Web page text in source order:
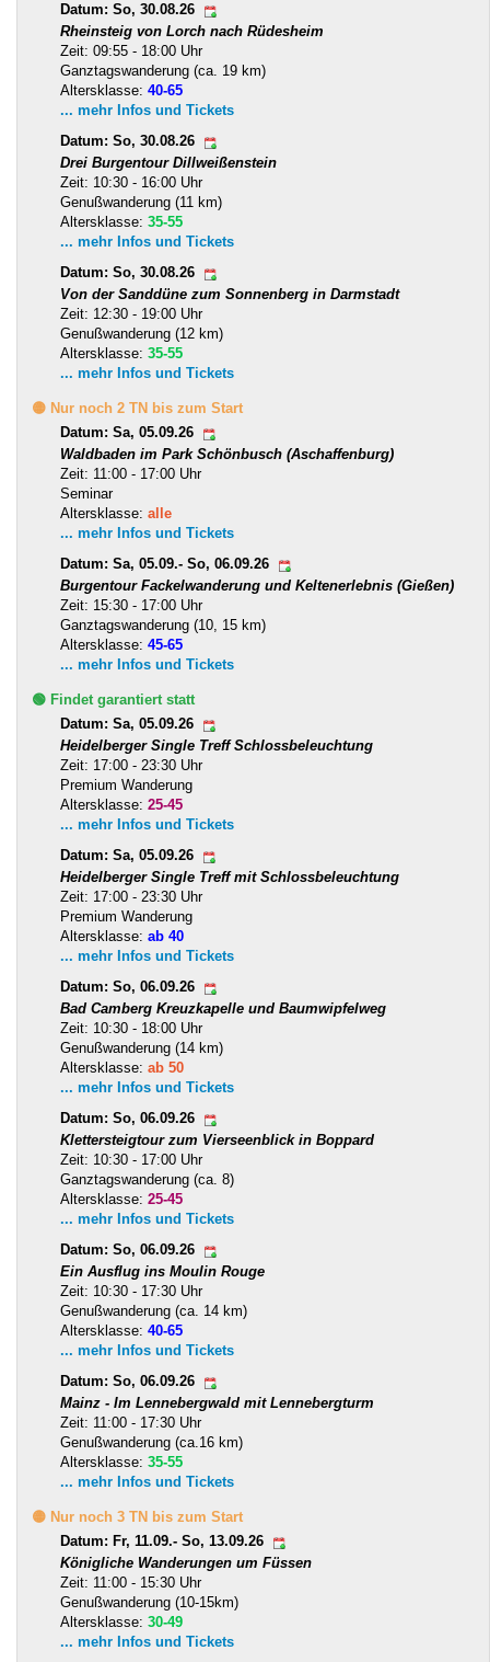
Datum: So, 30.08.26
Rheinsteig von Lorch nach Rüdesheim
Zeit: 09:55 - 18:00 Uhr
Ganztagswanderung (ca. 19 km)
Altersklasse: 40-65
... mehr Infos und Tickets
Datum: So, 30.08.26
Drei Burgentour Dillweißenstein
Zeit: 10:30 - 16:00 Uhr
Genußwanderung (11 km)
Altersklasse: 35-55
... mehr Infos und Tickets
Datum: So, 30.08.26
Von der Sanddüne zum Sonnenberg in Darmstadt
Zeit: 12:30 - 19:00 Uhr
Genußwanderung (12 km)
Altersklasse: 35-55
... mehr Infos und Tickets
🟡 Nur noch 2 TN bis zum Start
Datum: Sa, 05.09.26
Waldbaden im Park Schönbusch (Aschaffenburg)
Zeit: 11:00 - 17:00 Uhr
Seminar
Altersklasse: alle
... mehr Infos und Tickets
Datum: Sa, 05.09.- So, 06.09.26
Burgentour Fackelwanderung und Keltenerlebnis (Gießen)
Zeit: 15:30 - 17:00 Uhr
Ganztagswanderung (10, 15 km)
Altersklasse: 45-65
... mehr Infos und Tickets
🟢 Findet garantiert statt
Datum: Sa, 05.09.26
Heidelberger Single Treff Schlossbeleuchtung
Zeit: 17:00 - 23:30 Uhr
Premium Wanderung
Altersklasse: 25-45
... mehr Infos und Tickets
Datum: Sa, 05.09.26
Heidelberger Single Treff mit Schlossbeleuchtung
Zeit: 17:00 - 23:30 Uhr
Premium Wanderung
Altersklasse: ab 40
... mehr Infos und Tickets
Datum: So, 06.09.26
Bad Camberg Kreuzkapelle und Baumwipfelweg
Zeit: 10:30 - 18:00 Uhr
Genußwanderung (14 km)
Altersklasse: ab 50
... mehr Infos und Tickets
Datum: So, 06.09.26
Klettersteigtour zum Vierseenblick in Boppard
Zeit: 10:30 - 17:00 Uhr
Ganztagswanderung (ca. 8)
Altersklasse: 25-45
... mehr Infos und Tickets
Datum: So, 06.09.26
Ein Ausflug ins Moulin Rouge
Zeit: 10:30 - 17:30 Uhr
Genußwanderung (ca. 14 km)
Altersklasse: 40-65
... mehr Infos und Tickets
Datum: So, 06.09.26
Mainz - Im Lennebergwald mit Lennebergturm
Zeit: 11:00 - 17:30 Uhr
Genußwanderung (ca.16 km)
Altersklasse: 35-55
... mehr Infos und Tickets
🟡 Nur noch 3 TN bis zum Start
Datum: Fr, 11.09.- So, 13.09.26
Königliche Wanderungen um Füssen
Zeit: 11:00 - 15:30 Uhr
Genußwanderung (10-15km)
Altersklasse: 30-49
... mehr Infos und Tickets